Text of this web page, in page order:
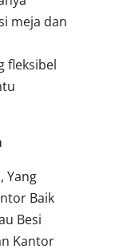
meja dan
fleksibel
Yang
Baik
Besi
Kantor